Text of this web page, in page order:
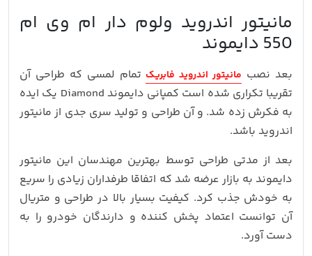
مانیتور اندروید ولوم دار ام وی ام
550 دایموند
بعد نصب مانیتور اندروید فابریک تمام لمسی که طراحی آن
تقریبا تکراری شده است کمپانی دایموند Diamond یک ایده
به فکرش زده شد. و آن طراحی و تولید سری جدی از مانیتور
اندروید باشد.
بعد از مدتی طراحی توسط بهترین مهندسان این مانیتور
دایموند به بازار عرضه شد که اتفاقا طرفداران زیادی را سریع
به خودش جذب کرد. کیفیت بسیار بالا در طراحی و متریال
آن توانست اعتماد پخش کننده و دارندگان خودرو را به
دست آورد.